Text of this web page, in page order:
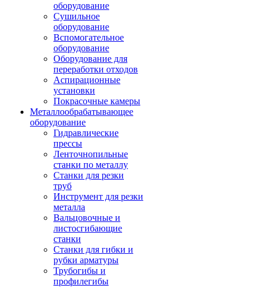
оборудование
Сушильное
оборудование
Вспомогательное
оборудование
Оборудование для
переработки отходов
Аспирационные
установки
Покрасочные камеры
Металлообрабатывающее
оборудование
Гидравлические
прессы
Ленточнопильные
станки по металлу
Станки для резки
труб
Инструмент для резки
металла
Вальцовочные и
листосгибающие
станки
Станки для гибки и
рубки арматуры
Трубогибы и
профилегибы